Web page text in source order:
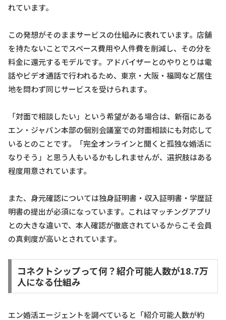
れています。
この発想がそのままサービスの仕組みに表れています。店舗
を持たないことでスペース費用や人件費を削減し、その分を
料金に還元するモデルです。アドバイザーとのやりとりは電
話やビデオ通話で行われるため、東京・大阪・福岡など居住
地を問わず同じサービスを受けられます。
「対面で相談したい」という希望がある場合は、新宿にある
エン・ジャパン本部の個別会議室での対面相談にも対応して
いるとのことです。「完全オンラインと聞くと孤独な婚活に
なりそう」と思う人もいるかもしれませんが、選択肢はある
程度用意されています。
また、身元確認については独身証明書・収入証明書・学歴証
明書の提出が必須になっています。これはマッチングアプリ
との大きな違いで、本人確認が徹底されているからこそ会員
の真剣度が高いとされています。
コネクトシップって何？紹介可能人数が18.7万
人になる仕組み
エン婚活エージェントを調べていると「紹介可能人数が約